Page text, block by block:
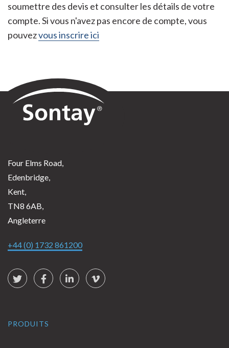
soumettre des devis et consulter les détails de votre
compte. Si vous n'avez pas encore de compte, vous
pouvezvous inscrire ici
Sontay
Four Elms Road,
Edenbridge,
Kent,
TN8 6AB,
Angleterre
+44 (0) 1732 861200
Social Links
TwitterFacebookLinkedInvimeo
PRODUITS